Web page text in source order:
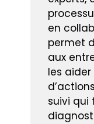
en
permet
aux
les
suivi qui